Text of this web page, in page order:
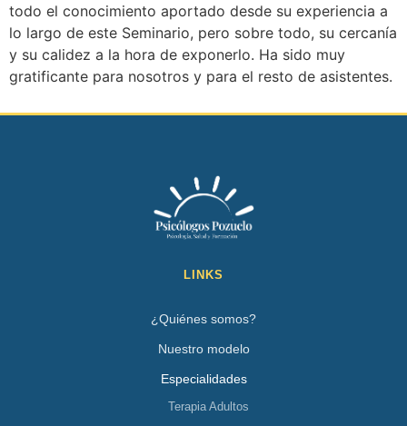
todo el conocimiento aportado desde su experiencia a
lo largo de este Seminario, pero sobre todo, su cercanía
y su calidez a la hora de exponerlo. Ha sido muy
gratificante para nosotros y para el resto de asistentes.
LINKS
¿Quiénes somos?
Nuestro modelo
Especialidades
Terapia Adultos